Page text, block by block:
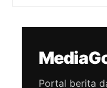
Portal berita